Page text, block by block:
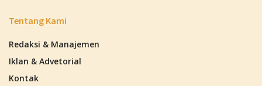
Tentang Kami
Redaksi & Manajemen
Iklan & Advetorial
Kontak